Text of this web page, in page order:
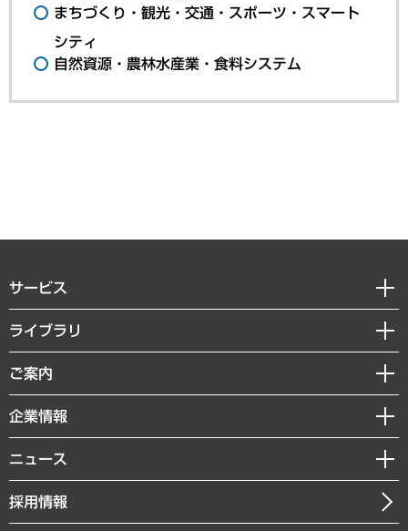
まちづくり・観光・交通・スポーツ・スマート
シティ
自然資源・農林水産業・食料システム
サービス
経営戦略
組織・人事戦略
デジタルイノベーション
共生・ダイバーシティ
GRC（ガバナンス・リスク・コンプライアンス）・防災（政策）
経済・産業・雇用・労働
ライブラリ
経済調査
レポート
コラム
経営用語集
受託・受注実績（官公庁関連）
ご案内
セミナー・イベント情報
MUFGビジネスセミナー
受託案件情報
企業情報
私たちの想い
社長メッセージ
会社概要
ニュース
ニュースリリース
お知らせ
採用情報